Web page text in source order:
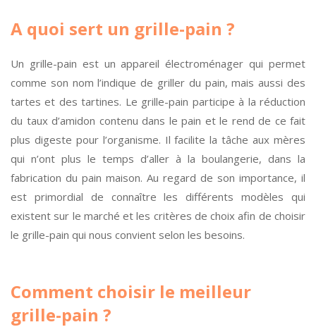
A quoi sert un grille-pain ?
Un grille-pain est un appareil électroménager qui permet
comme son nom l’indique de griller du pain, mais aussi des
tartes et des tartines. Le grille-pain participe à la réduction
du taux d’amidon contenu dans le pain et le rend de ce fait
plus digeste pour l’organisme. Il facilite la tâche aux mères
qui n’ont plus le temps d’aller à la boulangerie, dans la
fabrication du pain maison. Au regard de son importance, il
est primordial de connaître les différents modèles qui
existent sur le marché et les critères de choix afin de choisir
le grille-pain qui nous convient selon les besoins.
Comment choisir le meilleur
grille-pain ?